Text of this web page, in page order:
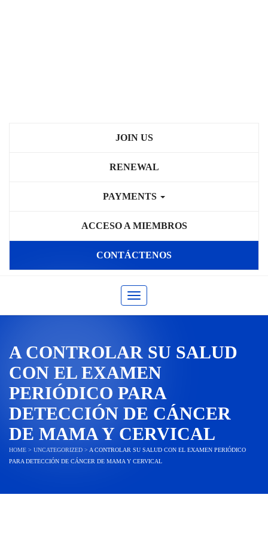
JOIN US
RENEWAL
PAYMENTS
ACCESO A MIEMBROS
CONTÁCTENOS
Toggle navigation
A CONTROLAR SU SALUD
CON EL EXAMEN
PERIÓDICO PARA
DETECCIÓN DE CÁNCER
DE MAMA Y CERVICAL
HOME > UNCATEGORIZED > A CONTROLAR SU SALUD CON EL EXAMEN PERIÓDICO
PARA DETECCIÓN DE CÁNCER DE MAMA Y CERVICAL